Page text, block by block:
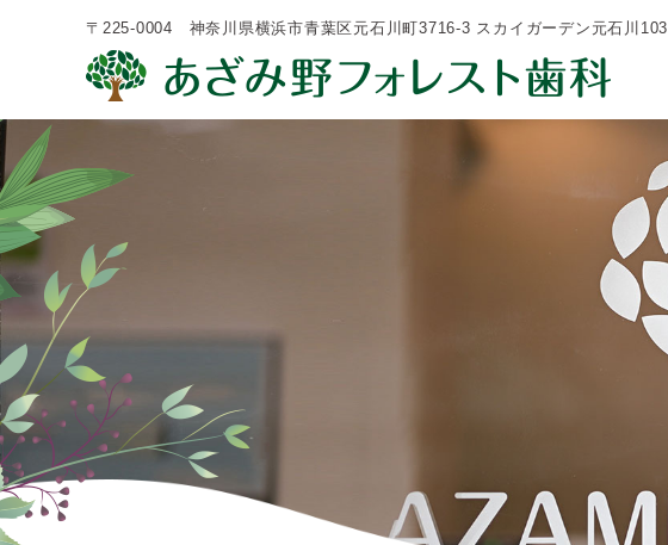
〒225-0004 神奈川県横浜市青葉区元石川町3716-3 スカイガーデン元石川103